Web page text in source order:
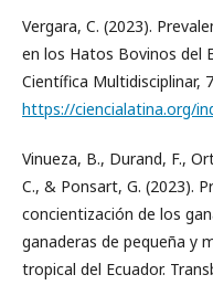
Vergara, C. (2023).
en los Hatos Bovinos del
Científica Multidisciplinar,
https://ciencialatina.org/
Vinueza, B., Durand, F.,
C., & Ponsart, G. (2023).
concientización de los
ganaderas de pequeña y
tropical del Ecuador.